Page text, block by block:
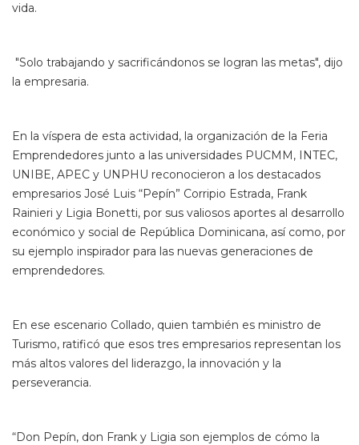
vida.
"Solo trabajando y sacrificándonos se logran las metas", dijo
la empresaria.
En la víspera de esta actividad, la organización de la Feria
Emprendedores junto a las universidades PUCMM, INTEC,
UNIBE, APEC y UNPHU reconocieron a los destacados
empresarios José Luis “Pepín” Corripio Estrada, Frank
Rainieri y Ligia Bonetti, por sus valiosos aportes al desarrollo
económico y social de República Dominicana, así como, por
su ejemplo inspirador para las nuevas generaciones de
emprendedores.
En ese escenario Collado, quien también es ministro de
Turismo, ratificó que esos tres empresarios representan los
más altos valores del liderazgo, la innovación y la
perseverancia.
“Don Pepín, don Frank y Ligia son ejemplos de cómo la